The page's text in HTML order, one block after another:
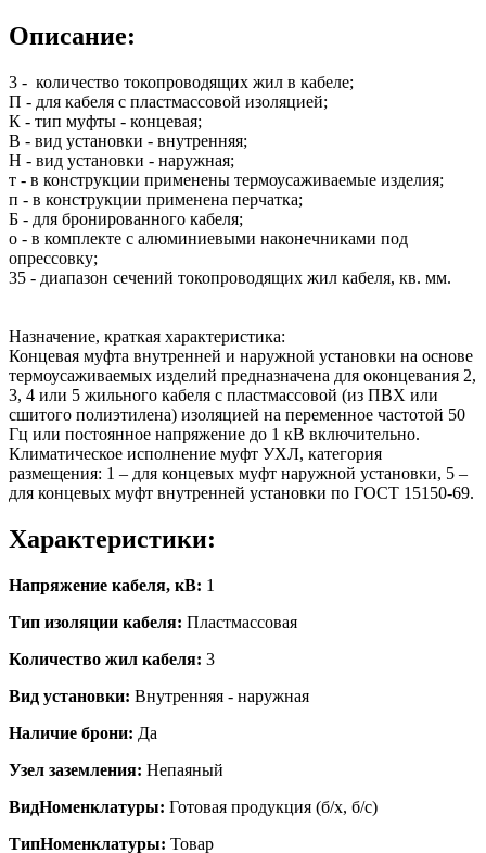
Описание:
3 - количество токопроводящих жил в кабеле;
П - для кабеля с пластмассовой изоляцией;
К - тип муфты - концевая;
В - вид установки - внутренняя;
Н - вид установки - наружная;
т - в конструкции применены термоусаживаемые изделия;
п - в конструкции применена перчатка;
Б - для бронированного кабеля;
о - в комплекте с алюминиевыми наконечниками под
опрессовку;
35 - диапазон сечений токопроводящих жил кабеля, кв. мм.
Назначение, краткая характеристика:
Концевая муфта внутренней и наружной установки на основе
термоусаживаемых изделий предназначена для оконцевания 2,
3, 4 или 5 жильного кабеля с пластмассовой (из ПВХ или
сшитого полиэтилена) изоляцией на переменное частотой 50
Гц или постоянное напряжение до 1 кВ включительно.
Климатическое исполнение муфт УХЛ, категория
размещения: 1 – для концевых муфт наружной установки, 5 –
для концевых муфт внутренней установки по ГОСТ 15150-69.
Характеристики:
Напряжение кабеля, кВ: 1
Тип изоляции кабеля: Пластмассовая
Количество жил кабеля: 3
Вид установки: Внутренняя - наружная
Наличие брони: Да
Узел заземления: Непаяный
ВидНоменклатуры: Готовая продукция (б/х, б/с)
ТипНоменклатуры: Товар